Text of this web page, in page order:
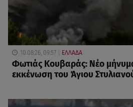
10.08.26, 09:57 ΕΛΛΑΔΑ
Φωτιάς Κουβαράς: Νέο
εκκένωση του Άγιου